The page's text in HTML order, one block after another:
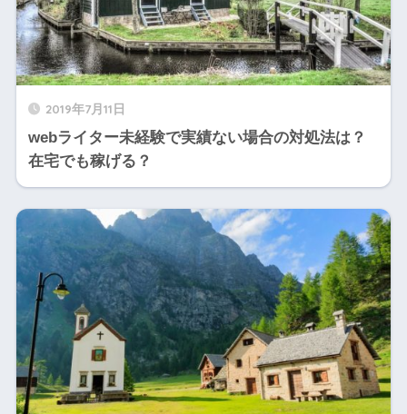
2019年7月11日
webライター未経験で実績ない場合の対処法は？
在宅でも稼げる？